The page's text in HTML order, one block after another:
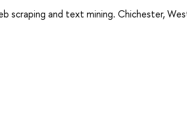
scraping and text mining. Chichester,